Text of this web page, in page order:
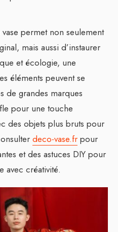
permet non seulement
mais aussi d’instaurer
et écologie, une
éléments peuvent se
de grandes marques
pour une touche
des objets plus bruts pour
deco-vase.fr pour
et des astuces DIY pour
avec créativité.